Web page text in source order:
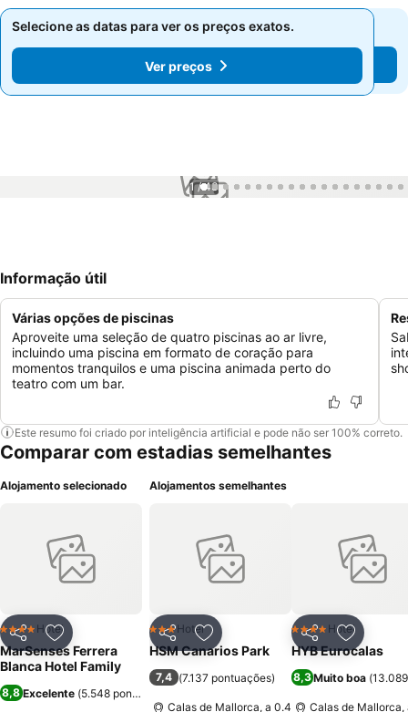
Selecione as datas para ver os preços exatos.
Ver preços
Selecione as datas para ver os preços exatos.
Ver preços
1 / 43
Informação útil
Várias opções de piscinas
Aproveite uma seleção de quatro piscinas ao ar livre,
incluindo uma piscina em formato de coração para
momentos tranquilos e uma piscina animada perto do
teatro com um bar.
Este resumo foi criado por inteligência artificial e pode não ser 100% correto.
Comparar com estadias semelhantes
Alojamento selecionado
PartilharAdicionar aos favoritos
4 EstrelasHotel
MarSenses Ferrera
Blanca Hotel Family
8,8 Excelente (5.548 pontuações
Alojamentos semelhantes
PartilharAdicionar aos favoritos
3 Estrelas
Hotel
HSM Canarios Park
7,4 (7.137 pontuações)
Calas de Mallorca, a 0.4
Partilhar
4 EstrelasHotel
HYB Eurocalas
8,3Muito boa (
Calas de Mallorca,